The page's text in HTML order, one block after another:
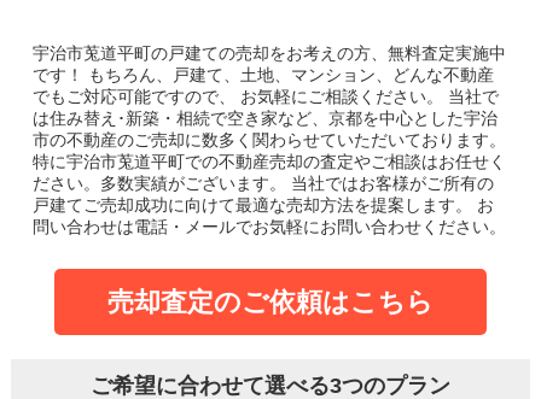
宇治市莵道平町の戸建ての売却をお考えの方、無料査定実施中
です！
もちろん、戸建て、土地、マンション、どんな不動産
でもご対応可能ですので、 お気軽にご相談ください。
当社で
は住み替え･新築・相続で空き家など、京都を中心とした宇治
市の不動産のご売却に数多く関わらせていただいております。
特に宇治市莵道平町での不動産売却の査定やご相談はお任せく
ださい。多数実績がございます。
当社ではお客様がご所有の
戸建てご売却成功に向けて最適な売却方法を提案します。
お
問い合わせは電話・メールでお気軽にお問い合わせください。
売却査定のご依頼はこちら
ご希望に合わせて選べる3つのプラン